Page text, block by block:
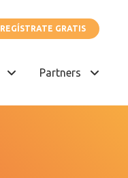
REGÍSTRATE GRATIS
Partners